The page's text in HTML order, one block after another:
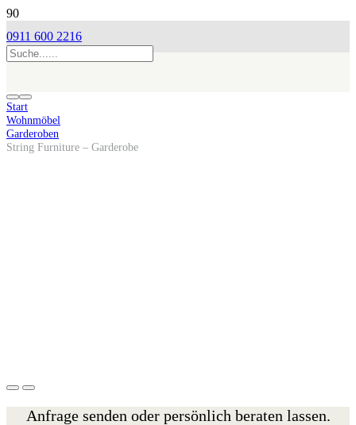
0911 600 2216
Start
Wohnmöbel
Garderoben
String Furniture – Garderobe
Anfrage senden oder persönlich beraten lassen.